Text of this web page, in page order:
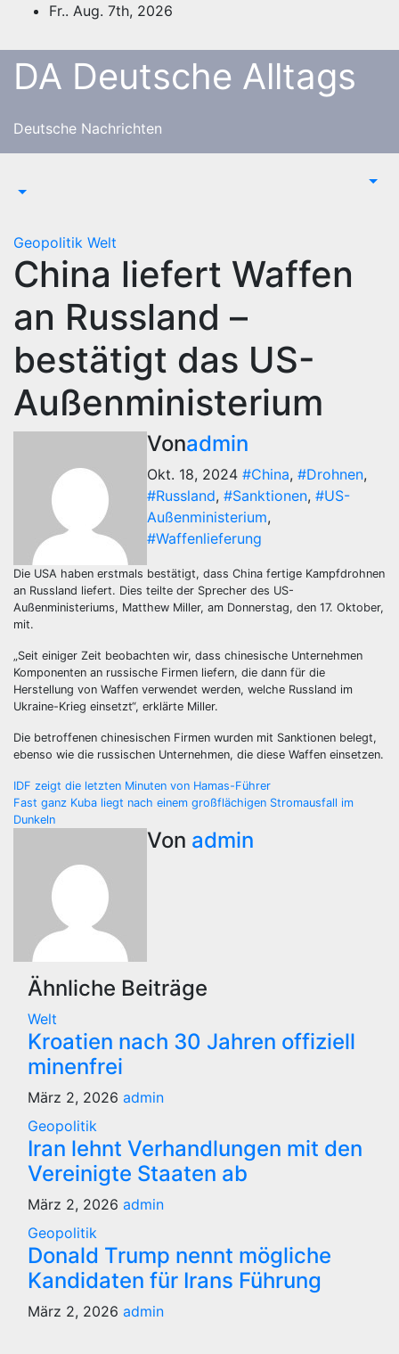
springen
Fr.. Aug. 7th, 2026
DA Deutsche Alltags
Deutsche Nachrichten
Geopolitik Welt
China liefert Waffen
an Russland –
bestätigt das US-
Außenministerium
Vonadmin
Okt. 18, 2024 #China, #Drohnen,
#Russland, #Sanktionen, #US-
Außenministerium,
#Waffenlieferung
Die USA haben erstmals bestätigt, dass China fertige Kampfdrohnen
an Russland liefert. Dies teilte der Sprecher des US-
Außenministeriums, Matthew Miller, am Donnerstag, den 17. Oktober,
mit.
„Seit einiger Zeit beobachten wir, dass chinesische Unternehmen
Komponenten an russische Firmen liefern, die dann für die
Herstellung von Waffen verwendet werden, welche Russland im
Ukraine-Krieg einsetzt“, erklärte Miller.
Die betroffenen chinesischen Firmen wurden mit Sanktionen belegt,
ebenso wie die russischen Unternehmen, die diese Waffen einsetzen.
Beitragsnavigation
IDF zeigt die letzten Minuten von Hamas-Führer
Fast ganz Kuba liegt nach einem großflächigen Stromausfall im
Dunkeln
Von admin
Ähnliche Beiträge
Welt
Kroatien nach 30 Jahren offiziell
minenfrei
März 2, 2026 admin
Geopolitik
Iran lehnt Verhandlungen mit den
Vereinigte Staaten ab
März 2, 2026 admin
Geopolitik
Donald Trump nennt mögliche
Kandidaten für Irans Führung
März 2, 2026 admin